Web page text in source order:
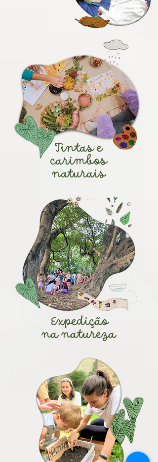
Tintas e
carimbos
naturais
Expedição
na natureza